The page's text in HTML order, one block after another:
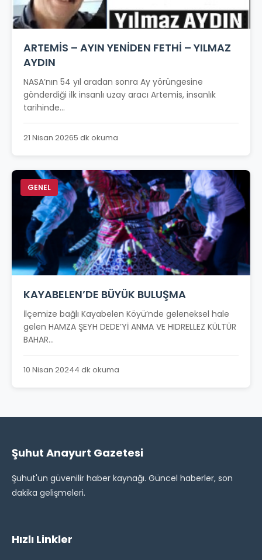
ARTEMİS – AYIN YENİDEN FETHİ – YILMAZ
AYDIN
NASA’nın 54 yıl aradan sonra Ay yörüngesine
gönderdiği ilk insanlı uzay aracı Artemis, insanlık
tarihinde...
21 Nisan 20265 dk okuma
GENEL
KAYABELEN’DE BÜYÜK BULUŞMA
İlçemize bağlı Kayabelen Köyü’nde geleneksel hale
gelen HAMZA ŞEYH DEDE’Yİ ANMA VE HIDRELLEZ KÜLTÜR
BAHAR...
10 Nisan 20244 dk okuma
Şuhut Anayurt Gazetesi
Şuhut'un güvenilir haber kaynağı. Güncel haberler, son
dakika gelişmeleri.
Hızlı Linkler